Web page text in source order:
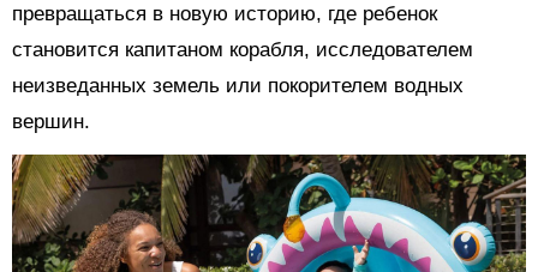
превращаться в новую историю, где ребенок
становится капитаном корабля, исследователем
неизведанных земель или покорителем водных
вершин.